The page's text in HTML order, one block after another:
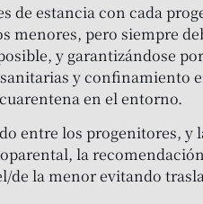
de estancia con cada
menores, pero siempre
y garantizándose
y confinamiento
en el entorno.
entre los progenitores, y
la
de la menor evitando